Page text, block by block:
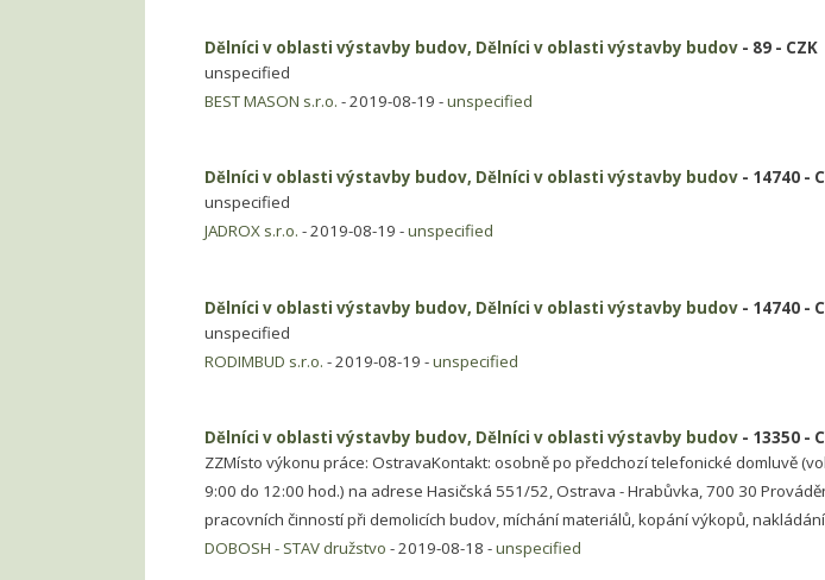
Dělníci v oblasti výstavby budov, Dělníci v oblasti výstavby budov - 89 - CZK
unspecified
BEST MASON s.r.o. - 2019-08-19 -unspecified
Dělníci v oblasti výstavby budov, Dělníci v oblasti výstavby budov - 14740 -
unspecified
JADROX s.r.o. - 2019-08-19 -unspecified
Dělníci v oblasti výstavby budov, Dělníci v oblasti výstavby budov - 14740 -
unspecified
RODIMBUD s.r.o. - 2019-08-19 -unspecified
Dělníci v oblasti výstavby budov, Dělníci v oblasti výstavby budov - 13350 -
ZZMísto výkonu práce: OstravaKontakt: osobně po předchozí telefonické domluvě
9:00 do 12:00 hod.) na adrese Hasičská 551/52, Ostrava - Hrabůvka, 700 30
pracovních činností při demolicích budov, míchání materiálů, kopání výkopů,
DOBOSH - STAV družstvo - 2019-08-18 -unspecified